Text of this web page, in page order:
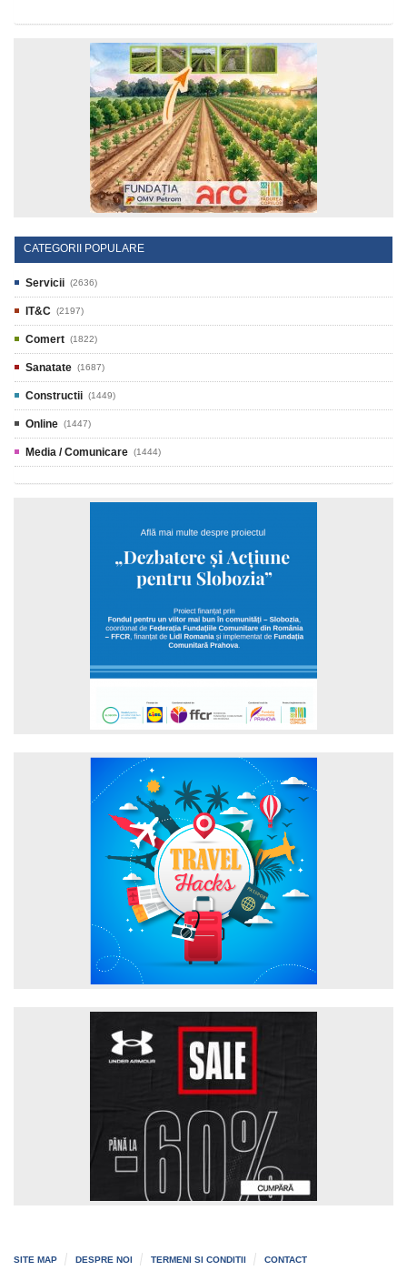
CATEGORII POPULARE
Servicii (2636)
IT&C (2197)
Comert (1822)
Sanatate (1687)
Constructii (1449)
Online (1447)
Media / Comunicare (1444)
SITE MAP DESPRE NOI TERMENI SI CONDITII CONTACT